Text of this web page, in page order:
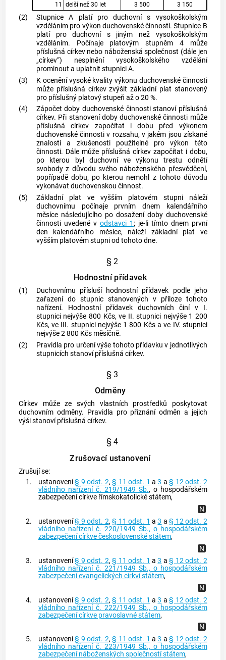
11
delší než 30 let 3 500 3 150
(2)
Stupnice A platí pro duchovní s vysokoškolským
vzděláním pro výkon duchovenské činnosti. Stupnice B
platí pro duchovní s jiným než vysokoškolským
vzděláním. Počínaje platovým stupněm 4 může
příslušná církev nebo náboženská společnost (dále jen
„církev“) nesplnění vysokoškolského vzdělání
prominout a uplatnit stupnici A.
(3)
K ocenění vysoké kvality výkonu duchovenské činnosti
může příslušná církev zvýšit základní plat stanovený
pro příslušný platový stupeň až o 20 %.
(4)
Zápočet doby duchovenské činnosti stanoví příslušná
církev. Při stanovení doby duchovenské činnosti může
příslušná církev započítat i dobu před výkonem
duchovenské činnosti v rozsahu, v jakém jsou získané
znalosti a zkušenosti použitelné pro výkon této
činnosti. Dále může příslušná církev započítat i dobu,
po kterou byl duchovní ve výkonu trestu odnětí
svobody z důvodu svého náboženského přesvědčení,
popřípadě dobu, po kterou nemohl z tohoto důvodu
vykonávat duchovenskou činnost.
(5)
Základní plat ve vyšším platovém stupni náleží
duchovnímu počínaje prvním dnem kalendářního
měsíce následujícího po dosažení doby duchovenské
činnosti uvedené v odstavci 1; je-li tímto dnem první
den kalendářního měsíce, náleží základní plat ve
vyšším platovém stupni od tohoto dne.
§ 2
Hodnostní přídavek
(1)
Duchovnímu přísluší hodnostní přídavek podle jeho
zařazení do stupnic stanovených v příloze tohoto
nařízení. Hodnostní přídavek duchovních činí v I.
stupnici nejvýše 800 Kčs, ve II. stupnici nejvýše 1 200
Kčs, ve III. stupnici nejvýše 1 800 Kčs a ve IV. stupnici
nejvýše 2 800 Kčs měsíčně.
(2)
Pravidla pro určení výše tohoto přídavku v jednotlivých
stupnicích stanoví příslušná církev.
§ 3
Odměny
Církev může ze svých vlastních prostředků poskytovat
duchovním odměny. Pravidla pro přiznání odměn a jejich
výši stanoví příslušná církev.
§ 4
Zrušovací ustanovení
Zrušují se:
1.
ustanovení§ 9 odst. 2,§ 11 odst. 1 a3 a§ 12 odst. 2
vládního nařízení č. 219/1949 Sb., o hospodářském
zabezpečení církve římskokatolické státem,
2. ustanovení§ 9 odst. 2,§ 11 odst. 1 a3 a§ 12 odst. 2
vládního nařízení č. 220/1949 Sb., o hospodářském
zabezpečení církve československé státem,
3. ustanovení§ 9 odst. 2,§ 11 odst. 1 a3 a§ 12 odst. 2
vládního nařízení č. 221/1949 Sb., o hospodářském
zabezpečení evangelických církví státem,
4. ustanovení§ 9 odst. 2,§ 11 odst. 1 a3 a§ 12 odst. 2
vládního nařízení č. 222/1949 Sb., o hospodářském
zabezpečení církve pravoslavné státem,
5. ustanovení§ 9 odst. 2,§ 11 odst. 1 a3 a§ 12 odst. 2
vládního nařízení č. 223/1949 Sb., o hospodářském
zabezpečení náboženských společností státem,